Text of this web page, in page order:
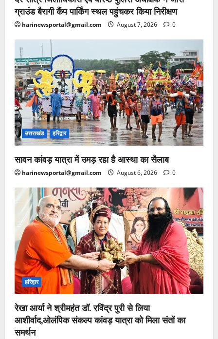
ग्राउंड बैरागी कैंप पार्किंग स्थल पहुंचकर किया निरीक्षण
harinewsportal@gmail.com August 7, 2026 0
उत्तराखंड हरिद्वार
सावन कांवड़ यात्रा में उमड़ रहा है आस्था का सैलाब
harinewsportal@gmail.com August 6, 2026 0
हरिद्वार
रेखा आर्या ने श्रीमहंत डॉ. रविंद्र पुरी से लिया
आशीर्वाद,ओलंपिक संकल्प कांवड़ यात्रा को मिला संतों का
समर्थन